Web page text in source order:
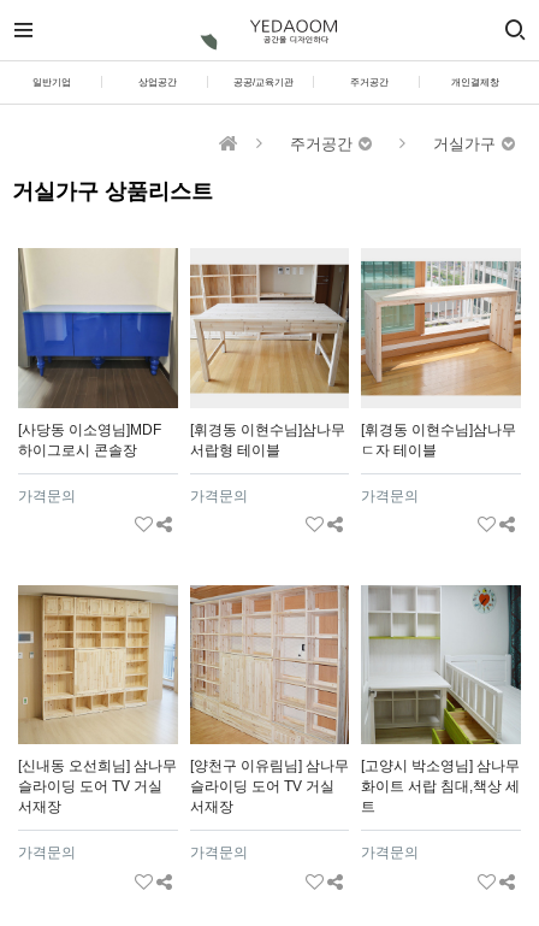
일반기업 상업공간 공공/교육기관 주거공간 개인결제창
거실가구 상품리스트
주거공간 거실가구
[사당동 이소영님]MDF
하이그로시 콘솔장
가격문의
[휘경동 이현수님]삼나무
서랍형 테이블
가격문의
[휘경동 이현수님]삼나무
ㄷ자 테이블
가격문의
[신내동 오선희님] 삼나무
슬라이딩 도어 TV 거실
서재장
가격문의
[양천구 이유림님] 삼나무
슬라이딩 도어 TV 거실
서재장
가격문의
[고양시 박소영님] 삼나무
화이트 서랍 침대,책상 세
트
가격문의